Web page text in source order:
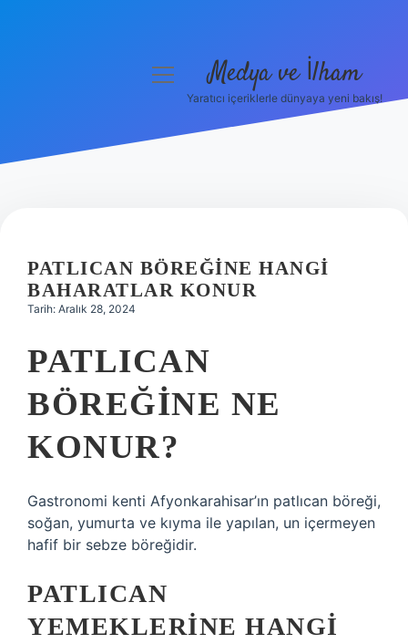
Hakkımızda
menüyüMedya ve İlham
Yaratıcı içeriklerle dünyaya yeni bakış!
PATLICAN BÖREĞINE HANGI
BAHARATLAR KONUR
Tarih: Aralık 28, 2024
PATLICAN
BÖREĞINE NE
KONUR?
Gastronomi kenti Afyonkarahisar’ın patlıcan böreği,
soğan, yumurta ve kıyma ile yapılan, un içermeyen
hafif bir sebze böreğidir.
PATLICAN
YEMEKLERINE HANGI